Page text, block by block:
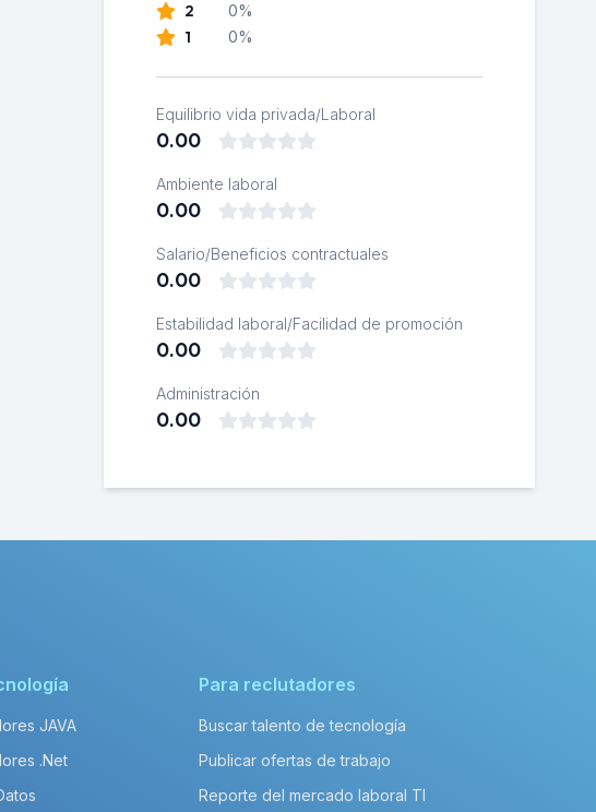
2 0%
1 0%
Equilibrio vida privada/Laboral
0.00
Ambiente laboral
0.00
Salario/Beneficios contractuales
0.00
Estabilidad laboral/Facilidad de promoción
0.00
Administración
0.00
JAVA
.Net
Para reclutadores
Buscar talento de tecnología
Publicar ofertas de trabajo
Reporte del mercado laboral TI